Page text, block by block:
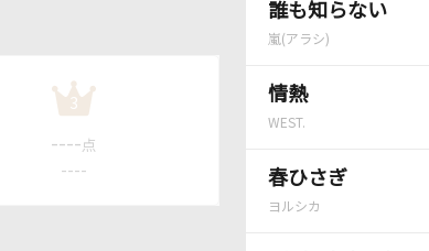
誰も知らない
嵐(アラシ)
情熱
WEST.
春ひさぎ
ヨルシカ
3
---- 点
----